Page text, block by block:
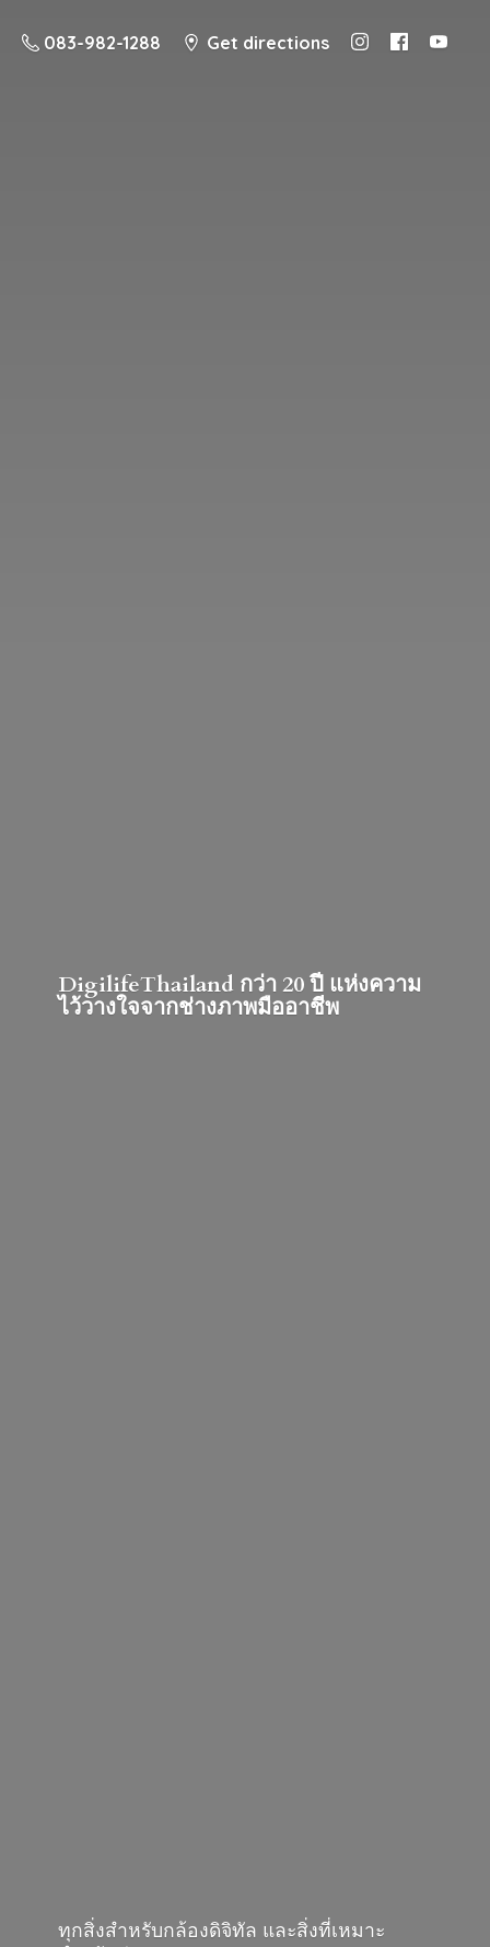
083-982-1288 Get directions
DigilifeThailand กว่า 20 ปี แห่งความ
ไว้วางใจจากช่างภาพมืออาชีพ
ทุกสิ่งสำหรับกล้องดิจิทัล และสิ่งที่เหมาะ